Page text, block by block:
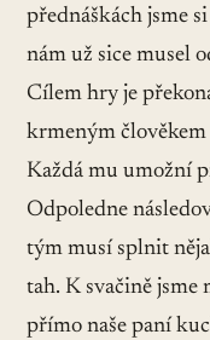
přednáškách jsme
nám už sice musel
Cílem hry je
krmeným
Každá mu umožní
Odpoledne
tým musí splnit
tah. K svačině
přímo naše paní